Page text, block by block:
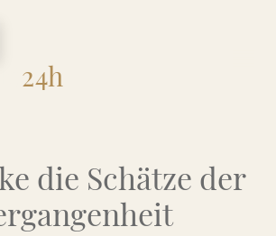
24h
die Schätze der